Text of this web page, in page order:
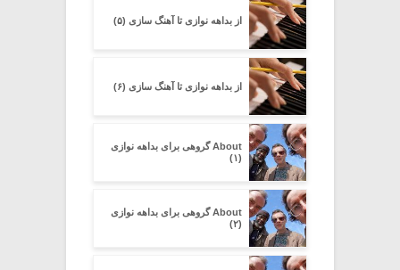
از بداهه نوازی تا آهنگ سازی (۵)
از بداهه نوازی تا آهنگ سازی (۶)
About گروهی برای بداهه نوازی
(۱)
About گروهی برای بداهه نوازی
(۲)